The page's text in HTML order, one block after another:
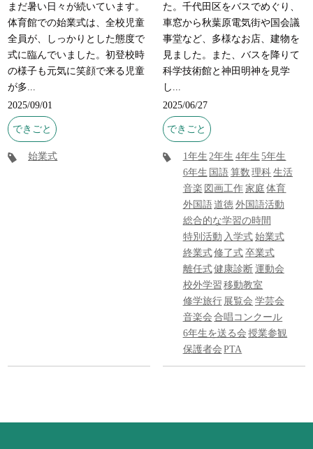
まだ暑い日々が続いています。
体育館での始業式は、全校児童
全員が、しっかりとした態度で
式に臨んでいました。初登校時
の様子も元気に笑顔で来る児童
が多...
2025/09/01
できごと
始業式
た。千代田区をバスでめぐり、
車窓から秋葉原電気街や国会議
事堂など、多様なお店、建物を
見ました。また、バスを降りて
科学技術館と神田明神を見学
し...
2025/06/27
できごと
1年生 2年生 4年生 5年生
6年生 国語 算数 理科 生活
音楽 図画工作 家庭 体育
外国語道徳 外国語活動
総合的な学習の時間
特別活動 入学式 始業式
終業式修了式 卒業式
離任式健康診断 運動会
校外学習 移動教室
修学旅行 展覧会 学芸会
音楽会 合唱コンクール
6年生を送る会 授業参観
保護者会 PTA